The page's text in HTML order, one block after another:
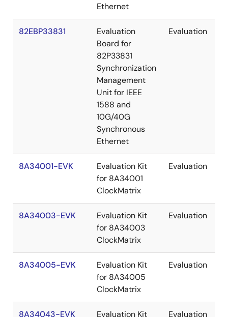
Ethernet
82EBP33831
Evaluation
Board for
82P33831
Synchronization
Management
Unit for IEEE
1588 and
10G/40G
Synchronous
Ethernet
Evaluation
8A34001-EVK
Evaluation Kit
for 8A34001
ClockMatrix
Evaluation
8A34003-EVK
Evaluation Kit
for 8A34003
ClockMatrix
Evaluation
8A34005-EVK
Evaluation Kit
for 8A34005
ClockMatrix
Evaluation
8A34043-EVK Evaluation Kit Evaluation